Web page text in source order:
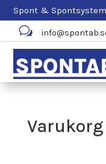
Spont &
w
Varukorg